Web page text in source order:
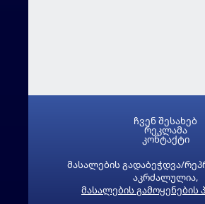
მასალების გადაბეჭდვა/
აკრძალულია,
მასალების გამოყენების
ჩვენ შესახებ
რეკლამა
კონტაქტი